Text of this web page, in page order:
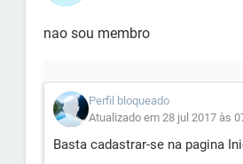
nao sou membro
Perfil bloqueado
Atualizado em 28 jul 2017 às
Basta cadastrar-se na pagina